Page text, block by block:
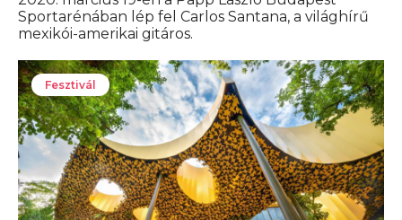
Sportarénában lép fel Carlos Santana, a világhírű
mexikói-amerikai gitáros.
Fesztivál